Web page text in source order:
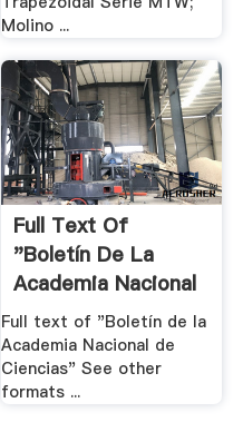
Molino ...
Full Text Of
"Boletín De La
Academia Nacional
De .
Full text of "Boletín de la
Academia Nacional de
Ciencias" See other
formats ...